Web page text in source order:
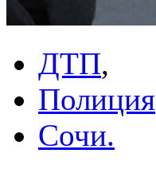
ДТП,
Полиция
Сочи.